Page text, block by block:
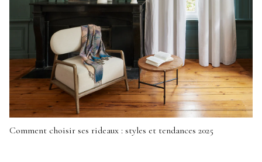
Comment choisir ses rideaux : styles et tendances 2025